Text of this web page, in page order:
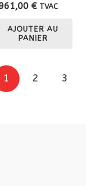
€ TVAC
AJOUTER AU
PANIER
1 2 3